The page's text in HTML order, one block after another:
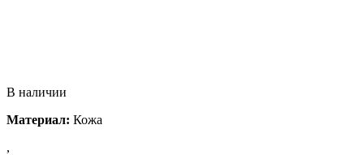
В наличии
Материал: Кожа
,